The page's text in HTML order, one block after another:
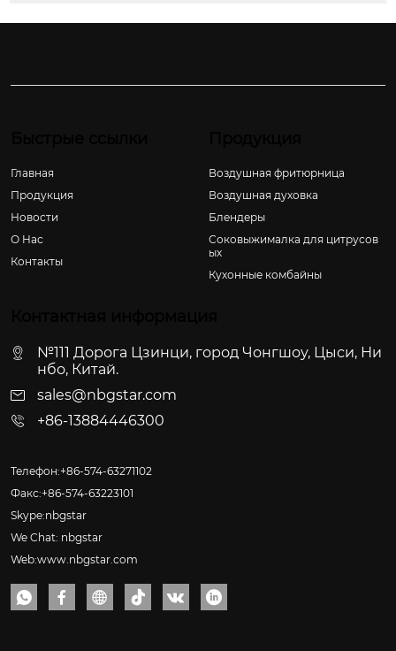
Главная
Продукция
Новости
О Hас
Контакты
Воздушная фритюрница
Воздушная духовка
Блендеры
Соковыжималка для цитрусов
ых
Кухонные комбайны
№111 Дорога Цзинци, город Чонгшоу, Цыси, Ни
нбо, Китай.
sales@nbgstar.com
+86-13884446300
Телефон:+86-574-63271102
Факс:+86-574-63223101
Skype:nbgstar
We Chat: nbgstar
Web:www.nbgstar.com
     